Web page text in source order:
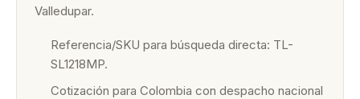
Valledupar.
Referencia/SKU para búsqueda directa: TL-
SL1218MP.
Cotización para Colombia con despacho nacional